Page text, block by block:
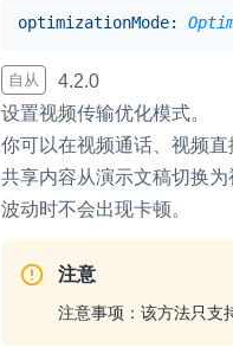
optimizationMode:
自从
4.2.0
设置视频传输优化模式。
你可以在视频通话、视频
共享内容从演示文稿切换
波动时不会出现卡顿。
注意
注意事项：该方法只支